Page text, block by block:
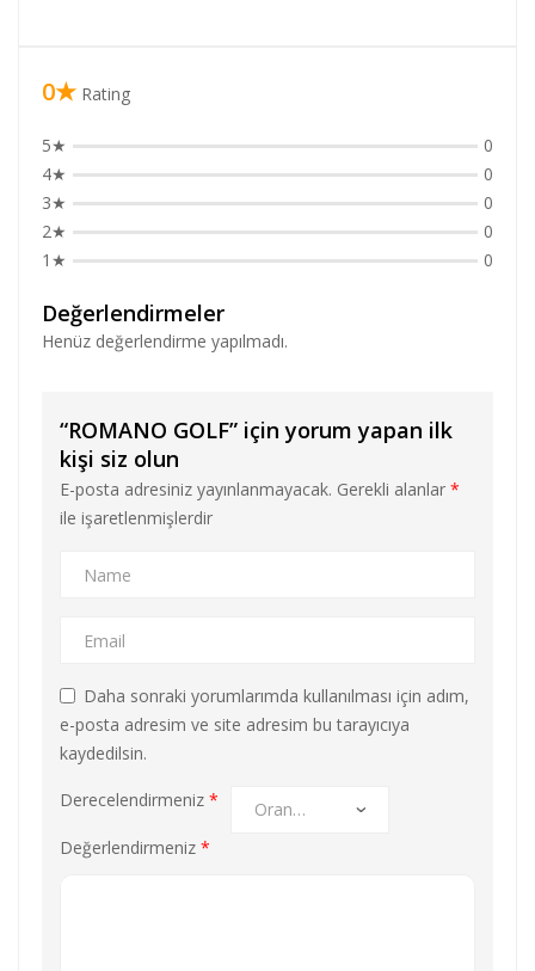
0★ Rating
5★
0
4★
0
3★
0
2★
0
1★
0
Değerlendirmeler
Henüz değerlendirme yapılmadı.
“ROMANO GOLF” için yorum yapan ilk
kişi siz olun
E-posta adresiniz yayınlanmayacak. Gerekli alanlar *
ile işaretlenmişlerdir
Daha sonraki yorumlarımda kullanılması için adım,
e-posta adresim ve site adresim bu tarayıcıya
kaydedilsin.
Derecelendirmeniz *
Değerlendirmeniz *